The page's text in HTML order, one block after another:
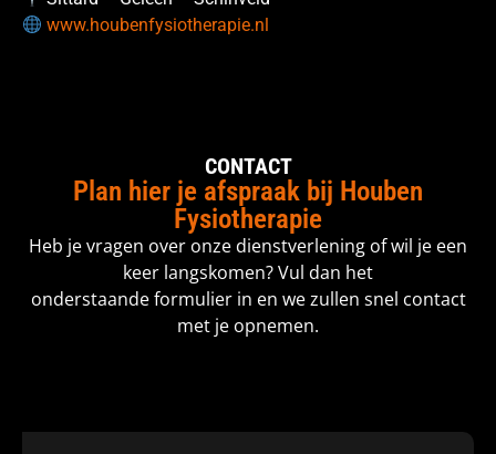
www.houbenfysiotherapie.nl
CONTACT
Plan hier je afspraak bij Houben
Fysiotherapie
Heb je vragen over onze dienstverlening of wil je een
keer langskomen? Vul dan het
onderstaande formulier in en we zullen snel contact
met je opnemen.